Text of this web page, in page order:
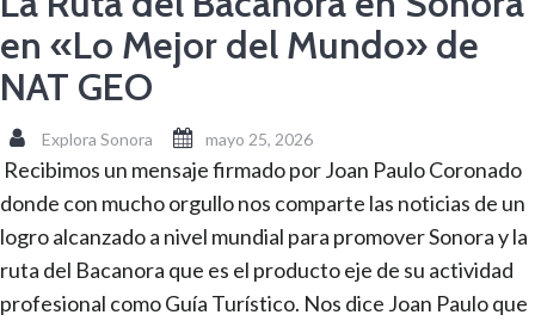
en «Lo Mejor del Mundo» de
NAT GEO
Explora Sonora mayo 25, 2026
Recibimos un mensaje firmado por Joan Paulo Coronado
donde con mucho orgullo nos comparte las noticias de un
logro alcanzado a nivel mundial para promover Sonora y la
ruta del Bacanora que es el producto eje de su actividad
profesional como Guía Turístico. Nos dice Joan Paulo que